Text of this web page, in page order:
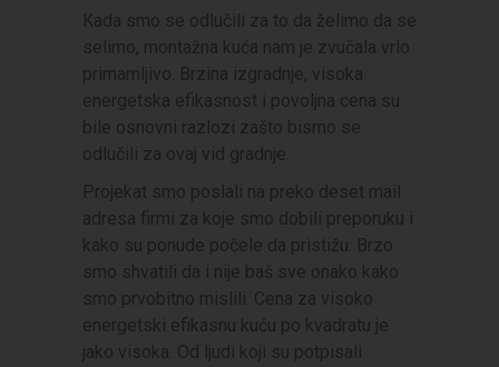
Kada smo se odlučili za to da želimo da se
selimo, montažna kuća nam je zvučala vrlo
primamljivo. Brzina izgradnje, visoka
energetska efikasnost i povoljna cena su
bile osnovni razlozi zašto bismo se
odlučili za ovaj vid gradnje.
Projekat smo poslali na preko deset mail
adresa firmi za koje smo dobili preporuku i
kako su ponude počele da pristižu. Brzo
smo shvatili da i nije baš sve onako kako
smo prvobitno mislili. Cena za visoko
energetski efikasnu kuću po kvadratu je
jako visoka. Od ljudi koji su potpisali